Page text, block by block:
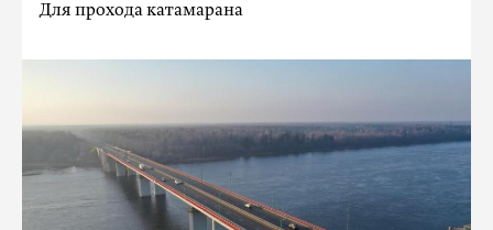
Для прохода катамарана